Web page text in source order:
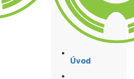
Úvod